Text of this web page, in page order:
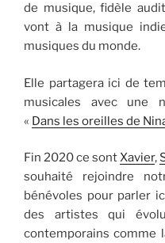
de musique, fidèle
vont à la musique
musiques du monde.
Elle partagera ici de
musicales avec une
« Dans les oreilles de
Fin 2020 ce sontXavier,
souhaité rejoindre
bénévoles pour parler
des artistes qui
contemporains comme